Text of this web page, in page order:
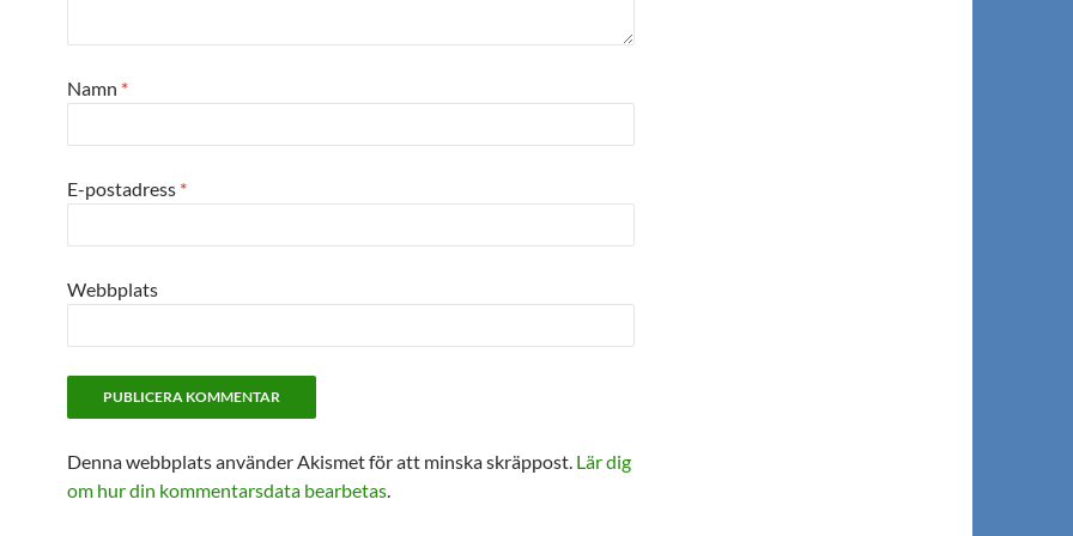
Namn *
E-postadress *
Webbplats
Denna webbplats använder Akismet för att minska skräppost. Lär dig
om hur din kommentarsdata bearbetas.